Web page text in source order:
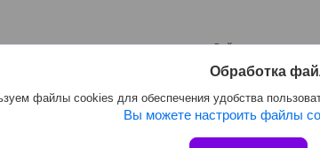
Сайт создан на
Политика обработки
Обработка
файлы cookies для обеспечения удобства
Вы можете настроить файлы
ООО «АкваКамея» |
Select